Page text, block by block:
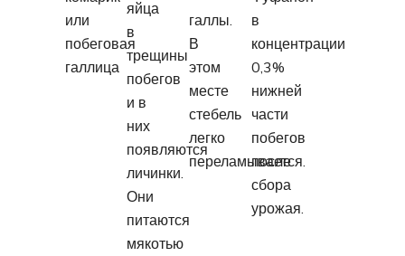
или
побеговая
галлица
яйца
в
трещины
побегов
и в
них
появляются
личинки.
Они
питаются
мякотью
галлы.
В
этом
месте
стебель
легко
переламывается.
в
концентрации
0,3%
нижней
части
побегов
после
сбора
урожая.